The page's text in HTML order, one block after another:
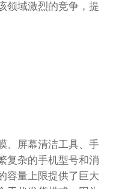
领域激烈的竞争，提
、屏幕清洁工具、手
复杂的手机型号和消
容量上限提供了巨大